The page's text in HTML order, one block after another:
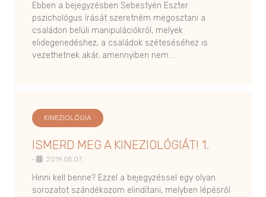
Ebben a bejegyzésben Sebestyén Eszter
pszichológus írását szeretném megosztani a
családon belüli manipulációkról, melyek
elidegenedéshez, a családok széteséséhez is
vezethetnek akár, amennyiben nem …
KINEZIOLÓGIA
ISMERD MEG A KINEZIOLÓGIÁT! 1.
• 2019.05.07.
Hinni kell benne? Ezzel a bejegyzéssel egy olyan
sorozatot szándékozom elindítani, melyben lépésről